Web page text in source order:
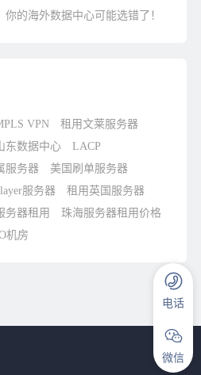
的海外数据中心可能选错了！
VPN
租用文莱服务器
东数据中心
LACP
服务器
美国刷单服务器
服务器
租用英国服务器
务器租用
珠海服务器租用价格
机房
电话
微信